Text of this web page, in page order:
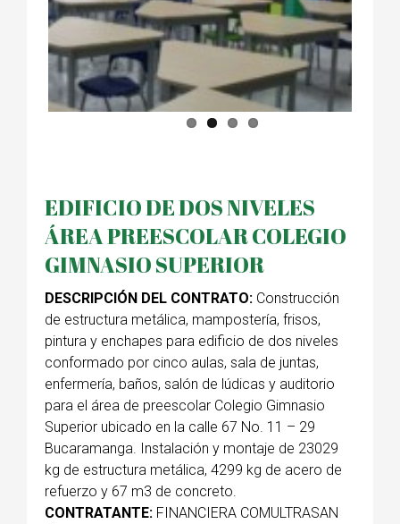
EDIFICIO DE DOS NIVELES
ÁREA PREESCOLAR COLEGIO
GIMNASIO SUPERIOR
DESCRIPCIÓN DEL CONTRATO: Construcción
de estructura metálica, mampostería, frisos,
pintura y enchapes para edificio de dos niveles
conformado por cinco aulas, sala de juntas,
enfermería, baños, salón de lúdicas y auditorio
para el área de preescolar Colegio Gimnasio
Superior ubicado en la calle 67 No. 11 – 29
Bucaramanga. Instalación y montaje de 23029
kg de estructura metálica, 4299 kg de acero de
refuerzo y 67 m3 de concreto.
CONTRATANTE: FINANCIERA COMULTRASAN